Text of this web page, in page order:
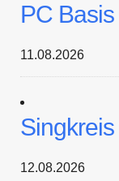
PC
11.08.2026
12.08.2026